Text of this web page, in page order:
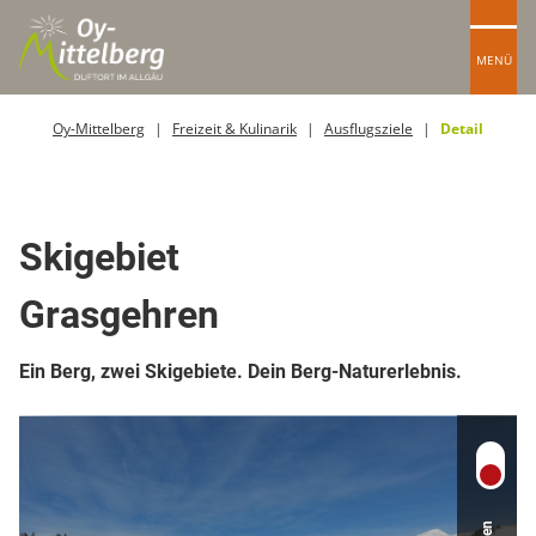
MENÜ
Oy-Mittelberg Freizeit & Kulinarik Ausflugsziele Detail
Skigebiet
Grasgehren
Ein Berg, zwei Skigebiete. Dein Berg-Naturerlebnis.